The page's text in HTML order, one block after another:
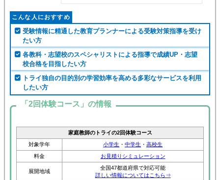
受験情報に精通した教育プランナーによる受験対策指導を受け
たい方
各教科・志望校のスペシャリストによる指導で成績UP・志望
校合格を目指したい方
トライ独自の目的別の学習効率を高める多彩なサービスを利用
したい方
「2回体験コース」の情報
小学生・中学生・高校生
料金
お見積りシミュレーション
展開地域
全国47都道府県で対応可能
詳しい情報についてはこちら⇒
「資料請求」はこちら⇒